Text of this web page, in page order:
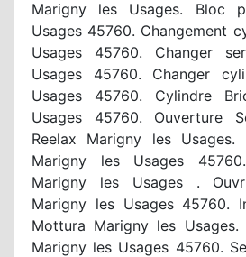
Marigny les Usages. Bloc
Usages 45760. Changement
Usages 45760. Changer
Usages 45760. Changer
Usages 45760. Cylindre
Usages 45760. Ouverture
Reelax Marigny les Usages.
Marigny les Usages
Marigny les Usages .
Marigny les Usages 45760.
Mottura Marigny les Usages.
Marigny les Usages 45760.